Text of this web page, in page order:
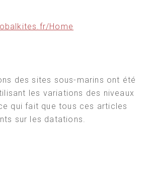
Home
des sites sous-marins ont été
les variations des niveaux
qui fait que tous ces articles
sur les datations.